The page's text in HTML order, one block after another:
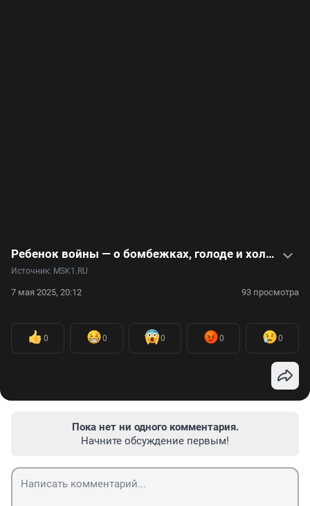
Ребенок войны — о бомбежках, голоде и холоде. Видео
Источник: MSK1.RU
7 мая 2025, 20:12 93 просмотра
0 0 0 0 0
Пока нет ни одного комментария.
Начните обсуждение первым!